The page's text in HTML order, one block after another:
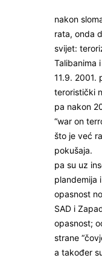
nakon
rata, onda
svijet:
Talibanima
11.9. 2001.
teroristički
pa nakon
“war on
što je već
pokušaja.
pa su uz
plandemija
opasnost
SAD i
opasnost;
strane
a također